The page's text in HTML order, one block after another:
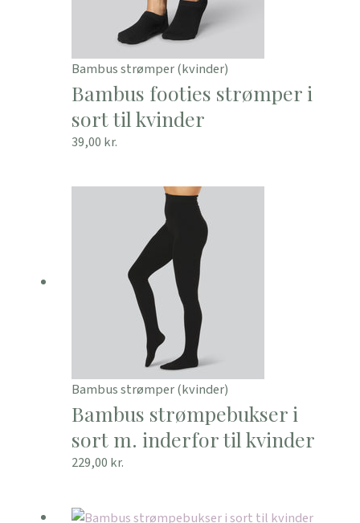
Bambus strømper (kvinder)
Bambus footies strømper i
sort til kvinder
39,00 kr.
Bambus strømper (kvinder)
Bambus strømpebukser i
sort m. inderfor til kvinder
229,00 kr.